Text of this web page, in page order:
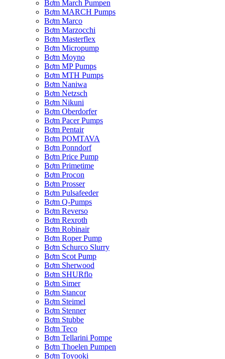
Bơm March Pumpen
Bơm MARCH Pumps
Bơm Marco
Bơm Marzocchi
Bơm Masterflex
Bơm Micropump
Bơm Moyno
Bơm MP Pumps
Bơm MTH Pumps
Bơm Naniwa
Bơm Netzsch
Bơm Nikuni
Bơm Oberdorfer
Bơm Pacer Pumps
Bơm Pentair
Bơm POMTAVA
Bơm Ponndorf
Bơm Price Pump
Bơm Primetime
Bơm Procon
Bơm Prosser
Bơm Pulsafeeder
Bơm Q-Pumps
Bơm Reverso
Bơm Rexroth
Bơm Robinair
Bơm Roper Pump
Bơm Schurco Slurry
Bơm Scot Pump
Bơm Sherwood
Bơm SHURflo
Bơm Simer
Bơm Stancor
Bơm Steimel
Bơm Stenner
Bơm Stubbe
Bơm Teco
Bơm Tellarini Pompe
Bơm Thoelen Pumpen
Bơm Toyooki